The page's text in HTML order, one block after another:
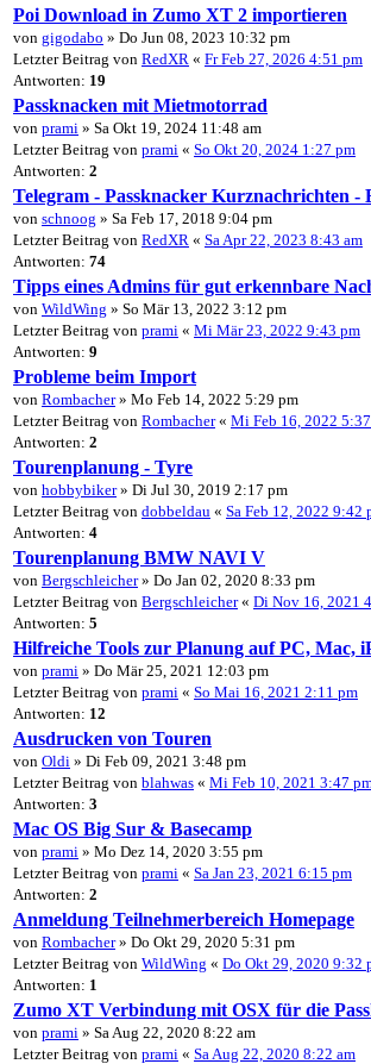
Poi Download in Zumo XT 2 importieren
von gigodabo » Do Jun 08, 2023 10:32 pm
Letzter Beitrag von RedXR « Fr Feb 27, 2026 4:51 pm
Antworten: 19
Passknacken mit Mietmotorrad
von prami » Sa Okt 19, 2024 11:48 am
Letzter Beitrag von prami « So Okt 20, 2024 1:27 pm
Antworten: 2
Telegram - Passknacker Kurznachrichten -
von schnoog » Sa Feb 17, 2018 9:04 pm
Letzter Beitrag von RedXR « Sa Apr 22, 2023 8:43 am
Antworten: 74
Tipps eines Admins für gut erkennbare
von WildWing » So Mär 13, 2022 3:12 pm
Letzter Beitrag von prami « Mi Mär 23, 2022 9:43 pm
Antworten: 9
Probleme beim Import
von Rombacher» Mo Feb 14, 2022 5:29 pm
Letzter Beitrag von Rombacher« Mi Feb 16, 2022
Antworten: 2
Tourenplanung - Tyre
von hobbybiker» Di Jul 30, 2019 2:17 pm
Letzter Beitrag von dobbeldau « Sa Feb 12, 2022 9:42
Antworten: 4
Tourenplanung BMW NAVI V
von Bergschleicher» Do Jan 02, 2020 8:33 pm
Letzter Beitrag von Bergschleicher« Di Nov 16, 2021
Antworten: 5
Hilfreiche Tools zur Planung auf PC, Mac,
von prami » Do Mär 25, 2021 12:03 pm
Letzter Beitrag von prami « So Mai 16, 2021 2:11 pm
Antworten: 12
Ausdrucken von Touren
von Oldi » Di Feb 09, 2021 3:48 pm
Letzter Beitrag von blahwas « Mi Feb 10, 2021 3:47
Antworten: 3
Mac OS Big Sur & Basecamp
von prami » Mo Dez 14, 2020 3:55 pm
Letzter Beitrag von prami « Sa Jan 23, 2021 6:15 pm
Antworten: 2
Anmeldung Teilnehmerbereich Homepage
von Rombacher» Do Okt 29, 2020 5:31 pm
Letzter Beitrag von WildWing « Do Okt 29, 2020 9:32
Antworten: 1
Zumo XT Verbindung mit OSX für die
von prami » Sa Aug 22, 2020 8:22 am
Letzter Beitrag von prami « Sa Aug 22, 2020 8:22 am